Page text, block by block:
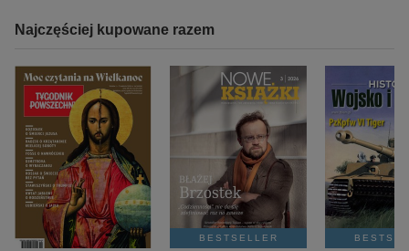
Najczęściej kupowane razem
BESTSELLER